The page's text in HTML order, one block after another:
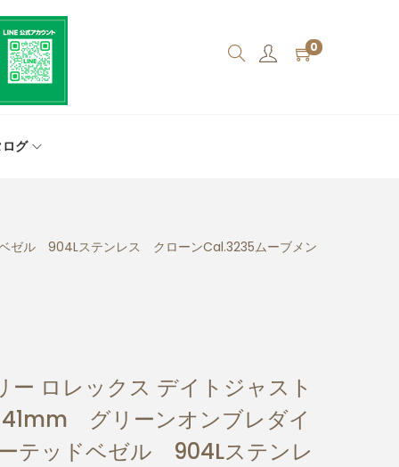
0
ログ
ゼル 904Lステンレス クローンCal.3235ムーブメン
ー ロレックス デイトジャスト
41mm グリーンオンブレダイ
テッドベゼル 904Lステンレ